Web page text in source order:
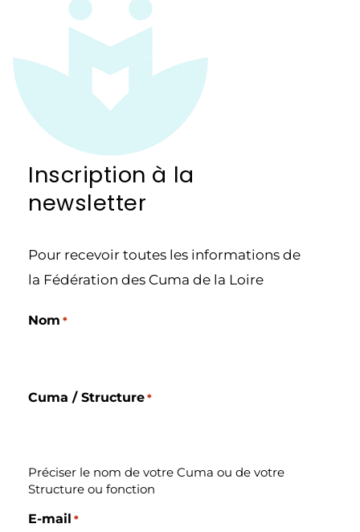
Inscription à la
newsletter
Pour recevoir toutes les informations de
la Fédération des Cuma de la Loire
Nom *
Cuma / Structure *
Préciser le nom de votre Cuma ou de votre
Structure ou fonction
E-mail *